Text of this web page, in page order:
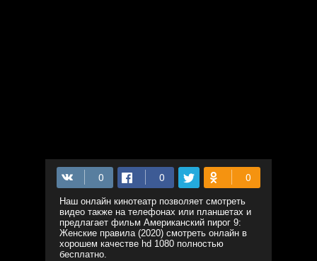
Наш онлайн кинотеатр позволяет смотреть
видео также на телефонах или планшетах и
предлагает фильм Американский пирог 9:
Женские правила (2020) смотреть онлайн в
хорошем качестве hd 1080 полностью
бесплатно.